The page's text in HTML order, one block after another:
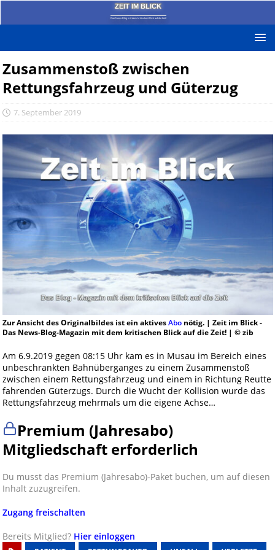
ZEIT IM BLICK
Das News-Blog mit dem kritischen Blick auf die Zeit!
Zusammenstoß zwischen
Rettungsfahrzeug und Güterzug
7. September 2019
Zur Ansicht des Originalbildes ist ein aktivesAbonötig. | Zeit im Blick -
Das News-Blog-Magazin mit dem kritischen Blick auf die Zeit! | © zib
Am 6.9.2019 gegen 08:15 Uhr kam es in Musau im Bereich eines
unbeschrankten Bahnüberganges zu einem Zusammenstoß
zwischen einem Rettungsfahrzeug und einem in Richtung Reutte
fahrenden Güterzugs. Durch die Wucht der Kollision wurde das
Rettungsfahrzeug mehrmals um die eigene Achse…
Premium (Jahresabo)
Mitgliedschaft erforderlich
Du musst das Premium (Jahresabo)-Paket buchen, um auf diesen
Inhalt zuzugreifen.
Zugang freischalten
Bereits Mitglied? Hier einloggen